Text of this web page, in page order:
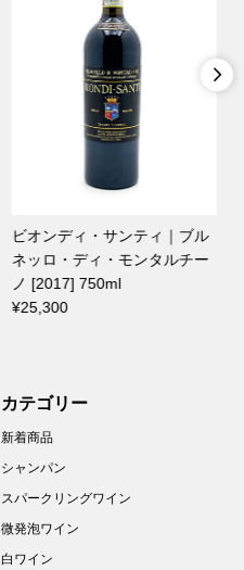
ビオンディ・サンティ｜ブル
ネッロ・ディ・モンタルチー
ノ [2017] 750ml
¥25,300

カテゴリー
新着商品
シャンパン
スパークリングワイン
微発泡ワイン
白ワイン